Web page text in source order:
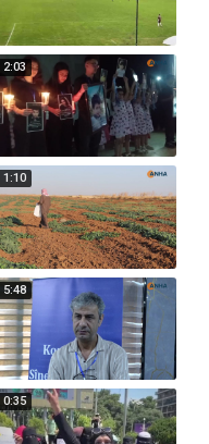
2:03
1:10
5:48
0:35